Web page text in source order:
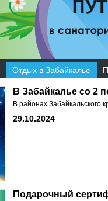
Отдых в Забайкалье
В Забайкалье со 2
В районах Забайкальского
29.10.2024
Подарочный